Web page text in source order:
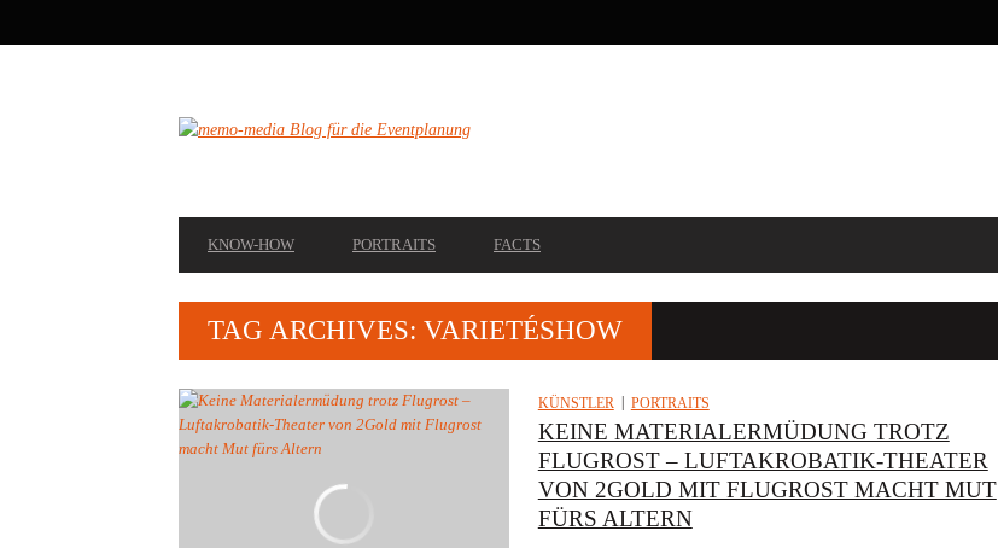
NAVIGATION
NAVIGATION
KNOW-HOW PORTRAITS FACTS
TAG ARCHIVES: VARIETÉSHOW
KÜNSTLER PORTRAITS
KEINE MATERIALERMÜDUNG TROTZ
FLUGROST – LUFTAKROBATIK-THEATER
VON 2GOLD MIT FLUGROST MACHT MUT
FÜRS ALTERN